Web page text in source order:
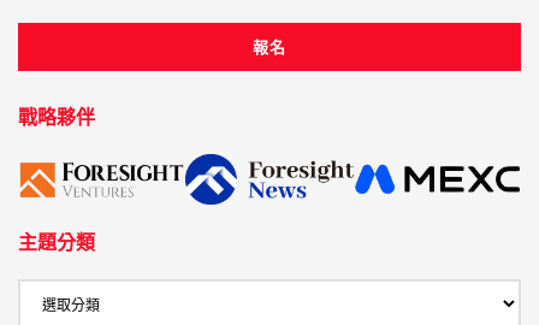
戰略夥伴
主題分類